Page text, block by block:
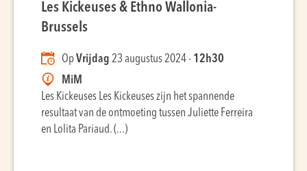
Les Kickeuses & Ethno Wallonia-
Brussels
OpVrijdag 23 augustus 2024 - 12h30
MiM
Les Kickeuses Les Kickeuses zijn het spannende
resultaat van de ontmoeting tussen Juliette Ferreira
en Lolita Pariaud. (...)